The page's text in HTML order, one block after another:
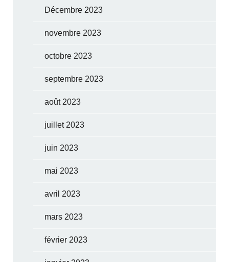
Décembre 2023
novembre 2023
octobre 2023
septembre 2023
août 2023
juillet 2023
juin 2023
mai 2023
avril 2023
mars 2023
février 2023